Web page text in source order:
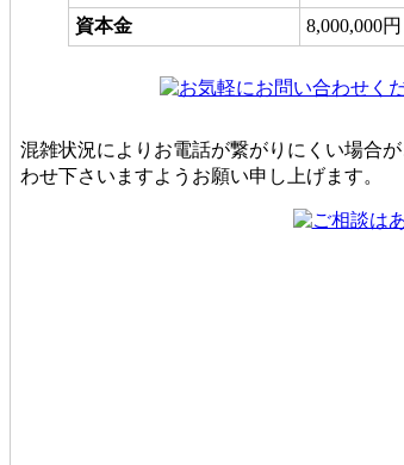
資本金
8,000,000円
混雑状況によりお電話が繋がりにくい場合
わせ下さいますようお願い申し上げます。